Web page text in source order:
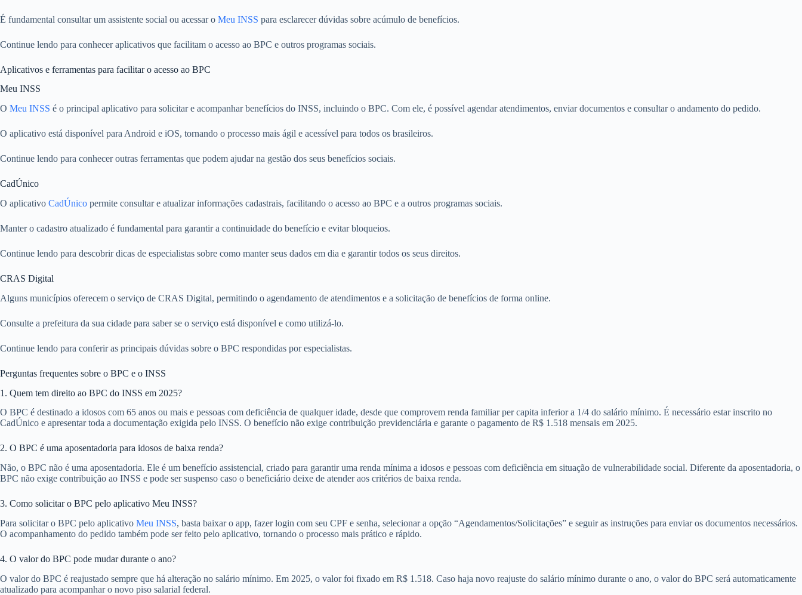
É fundamental consultar um assistente social ou acessar o Meu INSS para esclarecer dúvidas sobre acúmulo de benefícios.
Continue lendo para conhecer aplicativos que facilitam o acesso ao BPC e outros programas sociais.
Aplicativos e ferramentas para facilitar o acesso ao BPC
Meu INSS
O Meu INSS é o principal aplicativo para solicitar e acompanhar benefícios do INSS, incluindo o BPC. Com ele, é possível agendar atendimentos, enviar documentos e consultar o andamento do pedido.
O aplicativo está disponível para Android e iOS, tornando o processo mais ágil e acessível para todos os brasileiros.
Continue lendo para conhecer outras ferramentas que podem ajudar na gestão dos seus benefícios sociais.
CadÚnico
O aplicativo CadÚnico permite consultar e atualizar informações cadastrais, facilitando o acesso ao BPC e a outros programas sociais.
Manter o cadastro atualizado é fundamental para garantir a continuidade do benefício e evitar bloqueios.
Continue lendo para descobrir dicas de especialistas sobre como manter seus dados em dia e garantir todos os seus direitos.
CRAS Digital
Alguns municípios oferecem o serviço de CRAS Digital, permitindo o agendamento de atendimentos e a solicitação de benefícios de forma online.
Consulte a prefeitura da sua cidade para saber se o serviço está disponível e como utilizá-lo.
Continue lendo para conferir as principais dúvidas sobre o BPC respondidas por especialistas.
Perguntas frequentes sobre o BPC e o INSS
1. Quem tem direito ao BPC do INSS em 2025?
O BPC é destinado a idosos com 65 anos ou mais e pessoas com deficiência de qualquer idade, desde que comprovem renda familiar per capita inferior a 1/4 do salário mínimo. É necessário estar inscrito no
CadÚnico e apresentar toda a documentação exigida pelo INSS. O benefício não exige contribuição previdenciária e garante o pagamento de R$ 1.518 mensais em 2025.
2. O BPC é uma aposentadoria para idosos de baixa renda?
Não, o BPC não é uma aposentadoria. Ele é um benefício assistencial, criado para garantir uma renda mínima a idosos e pessoas com deficiência em situação de vulnerabilidade social. Diferente da aposentadoria, o
BPC não exige contribuição ao INSS e pode ser suspenso caso o beneficiário deixe de atender aos critérios de baixa renda.
3. Como solicitar o BPC pelo aplicativo Meu INSS?
Para solicitar o BPC pelo aplicativo Meu INSS, basta baixar o app, fazer login com seu CPF e senha, selecionar a opção “Agendamentos/Solicitações” e seguir as instruções para enviar os documentos necessários.
O acompanhamento do pedido também pode ser feito pelo aplicativo, tornando o processo mais prático e rápido.
4. O valor do BPC pode mudar durante o ano?
O valor do BPC é reajustado sempre que há alteração no salário mínimo. Em 2025, o valor foi fixado em R$ 1.518. Caso haja novo reajuste do salário mínimo durante o ano, o valor do BPC será automaticamente
atualizado para acompanhar o novo piso salarial federal.